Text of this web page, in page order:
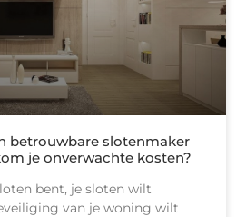
betrouwbare slotenmaker
je onverwachte kosten?
bent, je sloten wilt
van je woning wilt